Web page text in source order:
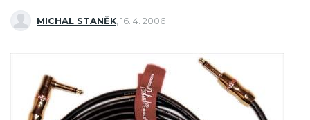
MICHAL STANĚK 16. 4. 2006